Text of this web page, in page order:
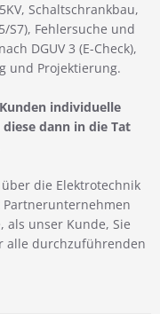
Schaltschrankbau,
S7), Fehlersuche und
DGUV 3 (E-Check),
und Projektierung.
individuelle
dann in die Tat
die Elektrotechnik
unser Kunde, Sie
alle durchzuführenden